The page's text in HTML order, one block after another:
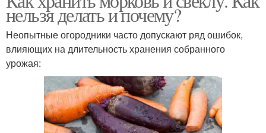
нельзя делать и почему?
Неопытные огородники часто допускают ряд ошибок,
влияющих на длительность хранения собранного
урожая: